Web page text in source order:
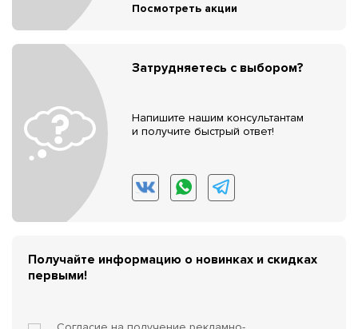
Посмотреть акции
Затрудняетесь с выбором?
Напишите нашим консультантам
и получите быстрый ответ!
Получайте информацию о новинках и скидках
первыми!